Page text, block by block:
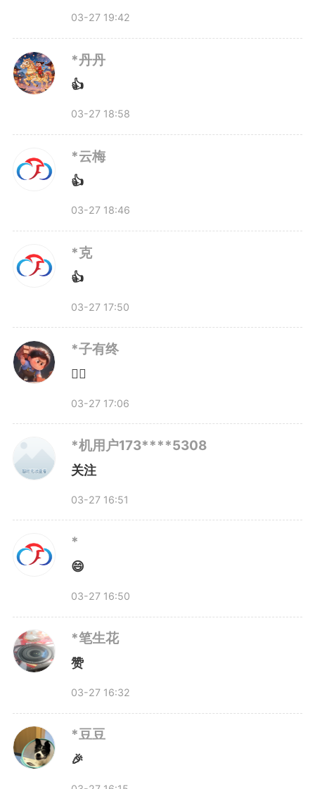
布了中小学春秋假实施方案，各市
均把首个春假定于4月1日至4月3
日，与清明假期连休形成6天小长
假，实施对象主要为义务教育阶段
一年级至八年级学生。
安徽的春假，不是一地“单打
独斗”，而是全省“一盘棋”推进：让
学生从“题海战术”走向“科里科
气”，从“囿于课堂”走向“创新天
地”。合肥市教育局的温馨提示里
写着：鼓励家长陪伴孩子，通过家
庭出游、研学旅游、户外锻炼等方
式，帮助孩子提升科学素养、厚植
爱国情怀。
值得关注的是，合肥在发布春
假安排的同时，同步推出了一
套“组合拳”——
针对家庭看护有困难的学生，
社区服务中心、工人文化宫、妇女
儿童活动中心等场所将就近提供公
益托管服务。学校也将开放教室、
运动场馆、图书馆等场地，提供托
03-27 19:42
*丹丹
👍
03-27 18:58
*云梅
👍
03-27 18:46
*克
👍
03-27 17:50
*子有终
👍🏻
03-27 17:06
*机用户173****5308
关注
03-27 16:51
*
😄
03-27 16:50
*笔生花
赞
03-27 16:32
*豆豆
🎉